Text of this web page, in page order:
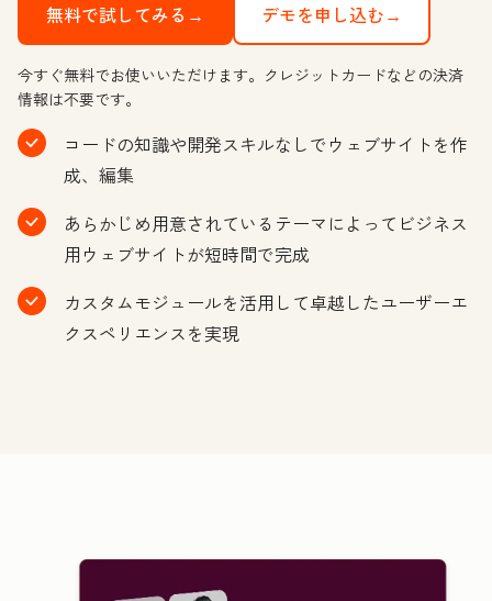
無料で試してみる→ デモを申し込む→
今すぐ無料でお使いいただけます。クレジットカードなどの決済
情報は不要です。
コードの知識や開発スキルなしでウェブサイトを作
成、編集
あらかじめ用意されているテーマによってビジネス
用ウェブサイトが短時間で完成
カスタムモジュールを活用して卓越したユーザーエ
クスペリエンスを実現